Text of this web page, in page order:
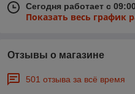
Сегодня работает с
Показать весь график
Отзывы о магазине
501 отзыва за всё время